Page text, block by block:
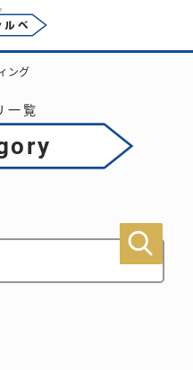
社設立のミチシルベ
ング
一覧